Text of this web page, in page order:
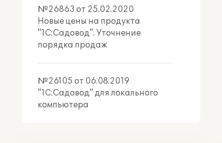
№26863 от 25.02.2020
Новые цены на продукта
"1С:Садовод". Уточнение
порядка продаж
№26105 от 06.08.2019
"1С:Садовод" для локального
компьютера